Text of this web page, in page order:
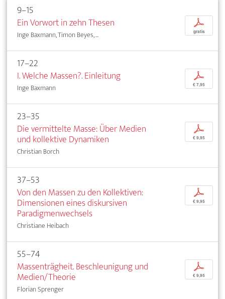
9–15
Ein Vorwort in zehn Thesen
Inge Baxmann, Timon Beyes, ...
p
gratis
17–22
I. Welche Massen?. Einleitung
Inge Baxmann
p
€ 7,95
23–35
Die vermittelte Masse: Über Medien
und kollektive Dynamiken
Christian Borch
p
€ 9,95
37–53
Von den Massen zu den Kollektiven:
Dimensionen eines diskursiven
Paradigmenwechsels
Christiane Heibach
p
€ 9,95
55–74
Massenträgheit. Beschleunigung und
Medien/Theorie
Florian Sprenger
p
€ 9,95